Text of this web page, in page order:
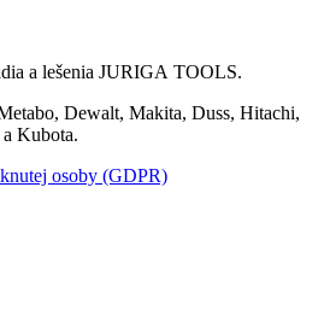
a lešenia JURIGA TOOLS.
Dewalt, Makita, Duss, Hitachi,
Kubota.
osoby (GDPR)